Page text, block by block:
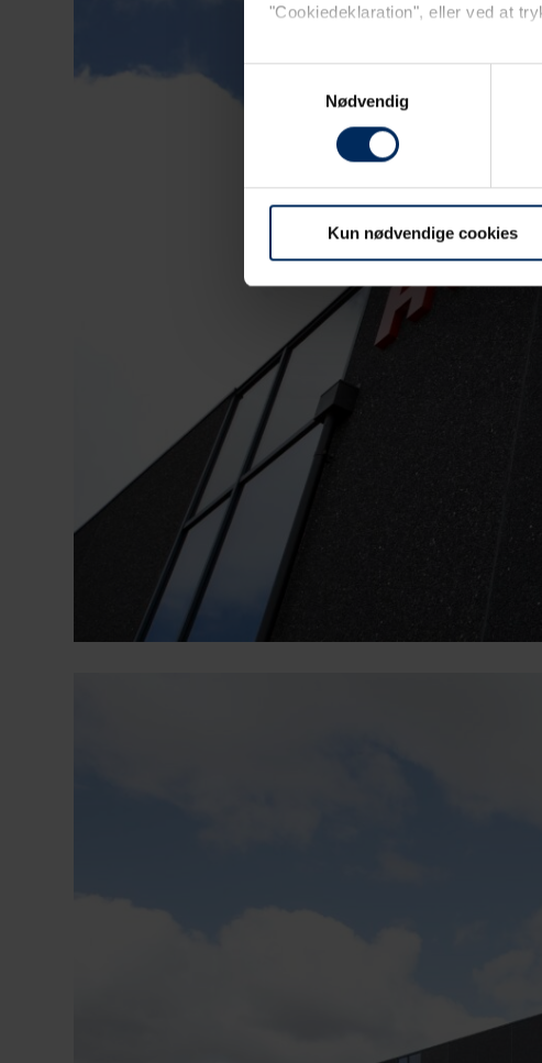
"Cookiedeklaration", eller ved at
Dine valg anvendes på hele
opdage uhensigtsmæssigheder på
Nødvendig
Kun nødvendige cookies